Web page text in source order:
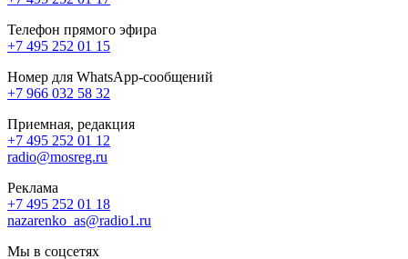
Телефон прямого эфира
+7 495 252 01 15
Номер для WhatsApp-сообщений
+7 966 032 58 32
Приемная, редакция
+7 495 252 01 12
radio@mosreg.ru
Реклама
+7 495 252 01 18
nazarenko_as@radio1.ru
Мы в соцсетях